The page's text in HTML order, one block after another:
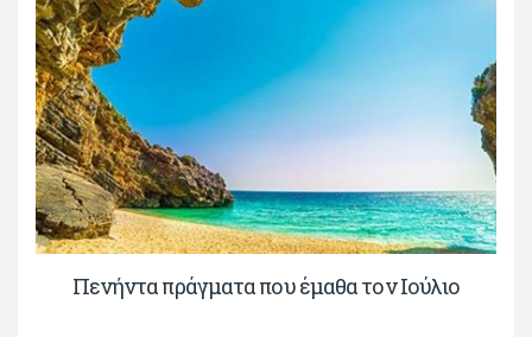
Πενήντα πράγματα που έμαθα τον Ιούλιο